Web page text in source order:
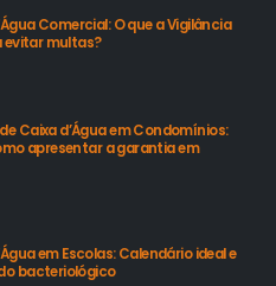
Comercial: O que a Vigilância
evitar multas?
Caixa d’Água em Condomínios:
apresentar a garantia em
em Escolas: Calendário ideal e
bacteriológico